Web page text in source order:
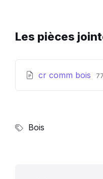
Les pièces
cr comm bois
Bois